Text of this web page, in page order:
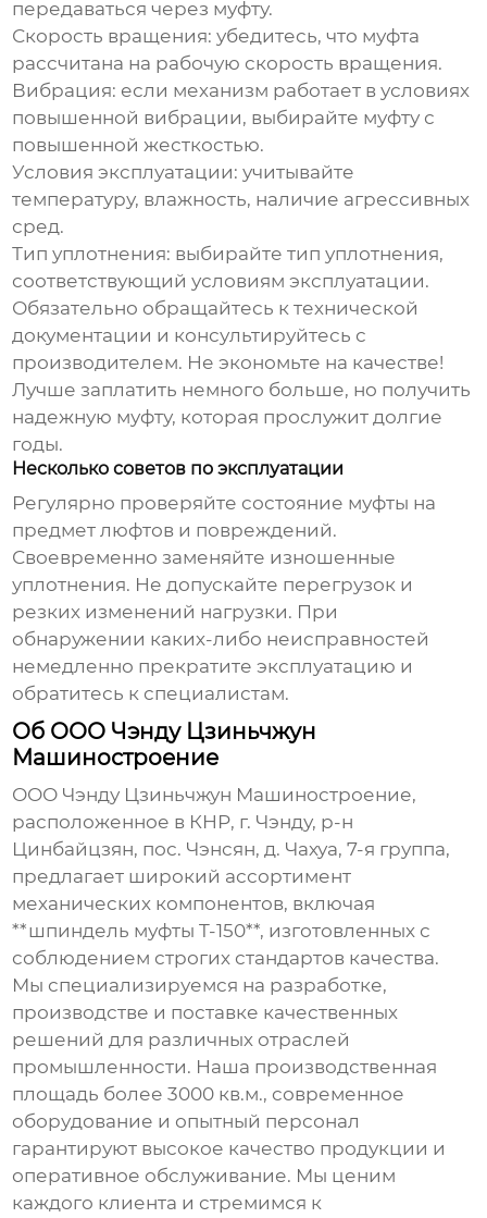
передаваться через муфту.
Скорость вращения: убедитесь, что муфта
рассчитана на рабочую скорость вращения.
Вибрация: если механизм работает в условиях
повышенной вибрации, выбирайте муфту с
повышенной жесткостью.
Условия эксплуатации: учитывайте
температуру, влажность, наличие агрессивных
сред.
Тип уплотнения: выбирайте тип уплотнения,
соответствующий условиям эксплуатации.
Обязательно обращайтесь к технической
документации и консультируйтесь с
производителем. Не экономьте на качестве!
Лучше заплатить немного больше, но получить
надежную муфту, которая прослужит долгие
годы.
Несколько советов по эксплуатации
Регулярно проверяйте состояние муфты на
предмет люфтов и повреждений.
Своевременно заменяйте изношенные
уплотнения. Не допускайте перегрузок и
резких изменений нагрузки. При
обнаружении каких-либо неисправностей
немедленно прекратите эксплуатацию и
обратитесь к специалистам.
Об ООО Чэнду Цзиньчжун
Машиностроение
ООО Чэнду Цзиньчжун Машиностроение,
расположенное в КНР, г. Чэнду, р-н
Цинбайцзян, пос. Чэнсян, д. Чахуа, 7-я группа,
предлагает широкий ассортимент
механических компонентов, включая
**шпиндель муфты T-150**, изготовленных с
соблюдением строгих стандартов качества.
Мы специализируемся на разработке,
производстве и поставке качественных
решений для различных отраслей
промышленности. Наша производственная
площадь более 3000 кв.м., современное
оборудование и опытный персонал
гарантируют высокое качество продукции и
оперативное обслуживание. Мы ценим
каждого клиента и стремимся к